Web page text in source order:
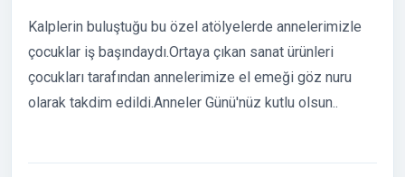
Kalplerin buluştuğu bu özel atölyelerde annelerimizle
çocuklar iş başındaydı.Ortaya çıkan sanat ürünleri
çocukları tarafından annelerimize el emeği göz nuru
olarak takdim edildi.Anneler Günü'nüz kutlu olsun..